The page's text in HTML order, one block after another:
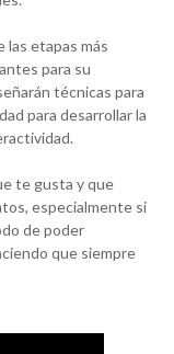
las etapas más
para su
técnicas para
para desarrollar la
te gusta y que
especialmente si
de poder
que siempre